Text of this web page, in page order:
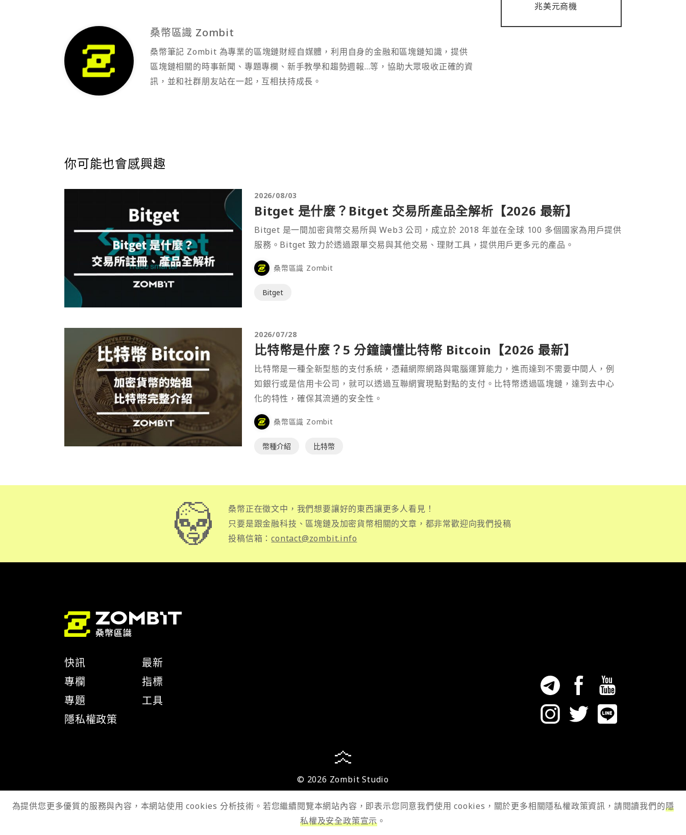
桑幣區識 Zombit
桑幣筆記 Zombit 為專業的區塊鏈財經自媒體，利用自身的金融和區塊鏈知識，提供
區塊鏈相關的時事新聞、專題專欄、新手教學和趨勢週報...等，協助大眾吸收正確的資
訊，並和社群朋友站在一起，互相扶持成長。
兆美元商機
你可能也會感興趣
2026/08/03
Bitget 是什麼？Bitget 交易所產品全解析【2026 最新】
Bitget 是一間加密貨幣交易所與 Web3 公司，成立於 2018 年並在全球 100 多個國家為用戶提供
服務。Bitget 致力於透過跟單交易與其他交易、理財工具，提供用戶更多元的產品。
桑幣區識 Zombit
Bitget
2026/07/28
比特幣是什麼？5 分鐘讀懂比特幣 Bitcoin【2026 最新】
比特幣是一種全新型態的支付系統，憑藉網際網路與電腦運算能力，進而達到不需要中間人，例
如銀行或是信用卡公司，就可以透過互聯網實現點對點的支付。比特幣透過區塊鏈，達到去中心
化的特性，確保其流通的安全性。
桑幣區識 Zombit
幣種介紹 比特幣
桑幣正在徵文中，我們想要讓好的東西讓更多人看見！
只要是跟金融科技、區塊鏈及加密貨幣相關的文章，都非常歡迎向我們投稿
投稿信箱：contact@zombit.info
快訊
專欄
專題
隱私權政策
最新
指標
工具
© 2026 Zombit Studio
為提供您更多優質的服務與內容，本網站使用 cookies 分析技術。若您繼續閱覽本網站內容，即表示您同意我們使用 cookies，關於更多相關隱私權政策資訊，請閱讀我們的隱
私權及安全政策宣示 。